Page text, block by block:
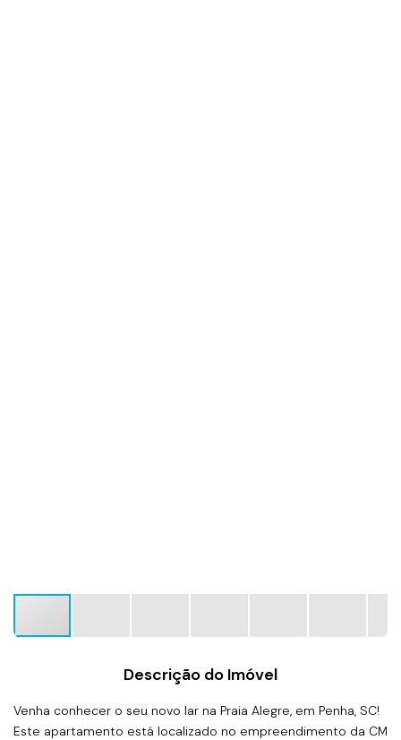
Descrição do Imóvel
Venha conhecer o seu novo lar na Praia Alegre, em Penha, SC!
Este apartamento está localizado no empreendimento da CM